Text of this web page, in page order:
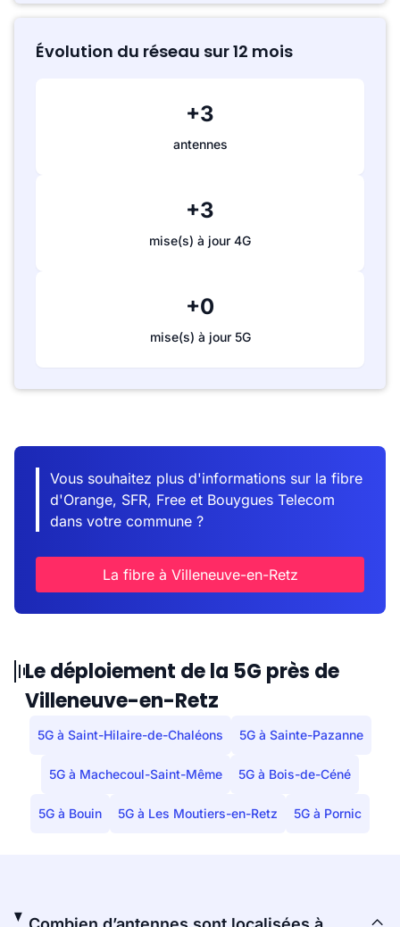
Évolution du réseau sur 12 mois
+3
antennes
+3
mise(s) à jour 4G
+0
mise(s) à jour 5G
Vous souhaitez plus d'informations sur la fibre
d'Orange, SFR, Free et Bouygues Telecom
dans votre commune ?
La fibre à Villeneuve-en-Retz
Le déploiement de la 5G près de
Villeneuve-en-Retz
5G à Saint-Hilaire-de-Chaléons 5G à Sainte-Pazanne
5G à Machecoul-Saint-Même 5G à Bois-de-Céné
5G à Bouin 5G à Les Moutiers-en-Retz 5G à Pornic